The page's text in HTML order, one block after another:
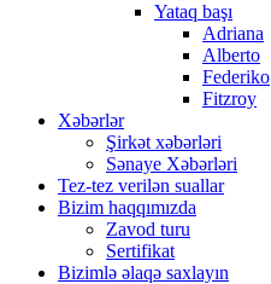
Yataq başı
Adriana
Alberto
Federiko
Fitzroy
Xəbərlər
Şirkət xəbərləri
Sənaye Xəbərləri
Tez-tez verilən suallar
Bizim haqqımızda
Zavod turu
Sertifikat
Bizimlə əlaqə saxlayın